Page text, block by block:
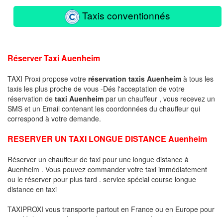
Taxis conventionnés
Réserver Taxi Auenheim
TAXI Proxi propose votre réservation taxis Auenheim à tous les
taxis les plus proche de vous -Dés l'acceptation de votre
réservation de taxi Auenheim par un chauffeur , vous recevez un
SMS et un Email contenant les coordonnées du chauffeur qui
correspond à votre demande.
RESERVER UN TAXI LONGUE DISTANCE Auenheim
Réserver un chauffeur de taxi pour une longue distance à
Auenheim . Vous pouvez commander votre taxi immédiatement
ou le réserver pour plus tard . service spécial course longue
distance en taxi
TAXIPROXI vous transporte partout en France ou en Europe pour